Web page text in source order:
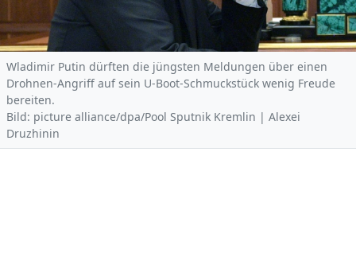
Wladimir Putin dürften die jüngsten Meldungen über einen
Drohnen-Angriff auf sein U-Boot-Schmuckstück wenig Freude
bereiten.
Bild: picture alliance/dpa/Pool Sputnik Kremlin | Alexei
Druzhinin